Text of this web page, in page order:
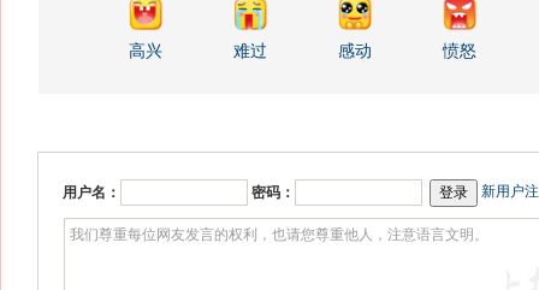
高兴 难过 感动 愤怒
用户名： 密码： 新用户